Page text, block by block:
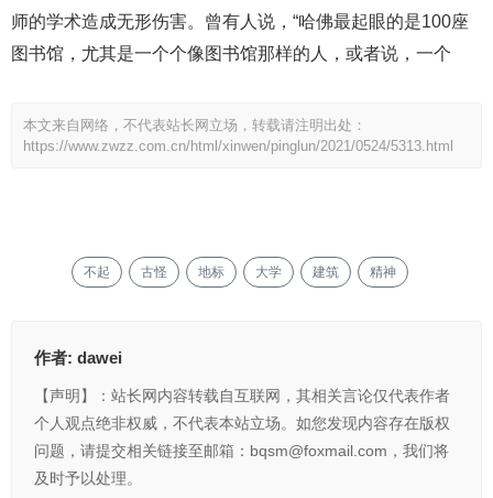
师的学术造成无形伤害。曾有人说，“哈佛最起眼的是100座
图书馆，尤其是一个个像图书馆那样的人，或者说，一个
本文来自网络，不代表站长网立场，转载请注明出处：
https://www.zwzz.com.cn/html/xinwen/pinglun/2021/0524/5313.html
不起 古怪 地标 大学 建筑 精神
作者: dawei
【声明】：站长网内容转载自互联网，其相关言论仅代表作者
个人观点绝非权威，不代表本站立场。如您发现内容存在版权
问题，请提交相关链接至邮箱：bqsm@foxmail.com，我们将
及时予以处理。